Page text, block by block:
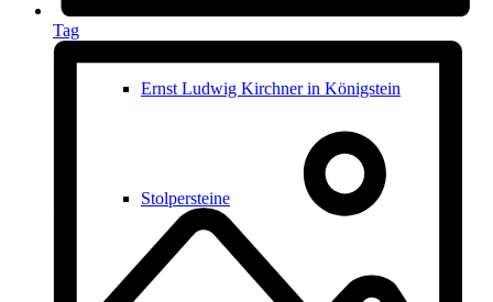
Ernst Ludwig Kirchner in Königstein
Stolpersteine
Tag